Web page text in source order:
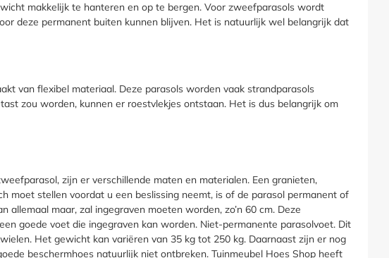
makkelijk te hanteren en op te bergen. Voor zweefparasols wordt
deze permanent buiten kunnen blijven. Het is natuurlijk wel belangrijk dat
van flexibel materiaal. Deze parasols worden vaak strandparasols
zou worden, kunnen er roestvlekjes ontstaan. Het is dus belangrijk om
zijn er verschillende maten en materialen. Een granieten,
moet stellen voordat u een beslissing neemt, is of de parasol permanent of
maar, zal ingegraven moeten worden, zo’n 60 cm. Deze
goede voet die ingegraven kan worden. Niet-permanente parasolvoet. Dit
Het gewicht kan variëren van 35 kg tot 250 kg. Daarnaast zijn er nog
beschermhoes natuurlijk niet ontbreken. Tuinmeubel Hoes Shop heeft